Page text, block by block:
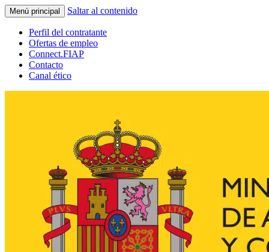
Menú principal Saltar al contenido
Perfil del contratante
Ofertas de empleo
Connect.FIAP
Contacto
Canal ético